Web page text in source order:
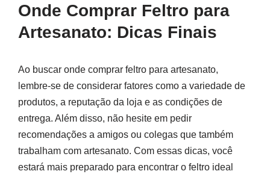
Onde Comprar Feltro para
Artesanato: Dicas Finais
Ao buscar onde comprar feltro para artesanato,
lembre-se de considerar fatores como a variedade de
produtos, a reputação da loja e as condições de
entrega. Além disso, não hesite em pedir
recomendações a amigos ou colegas que também
trabalham com artesanato. Com essas dicas, você
estará mais preparado para encontrar o feltro ideal